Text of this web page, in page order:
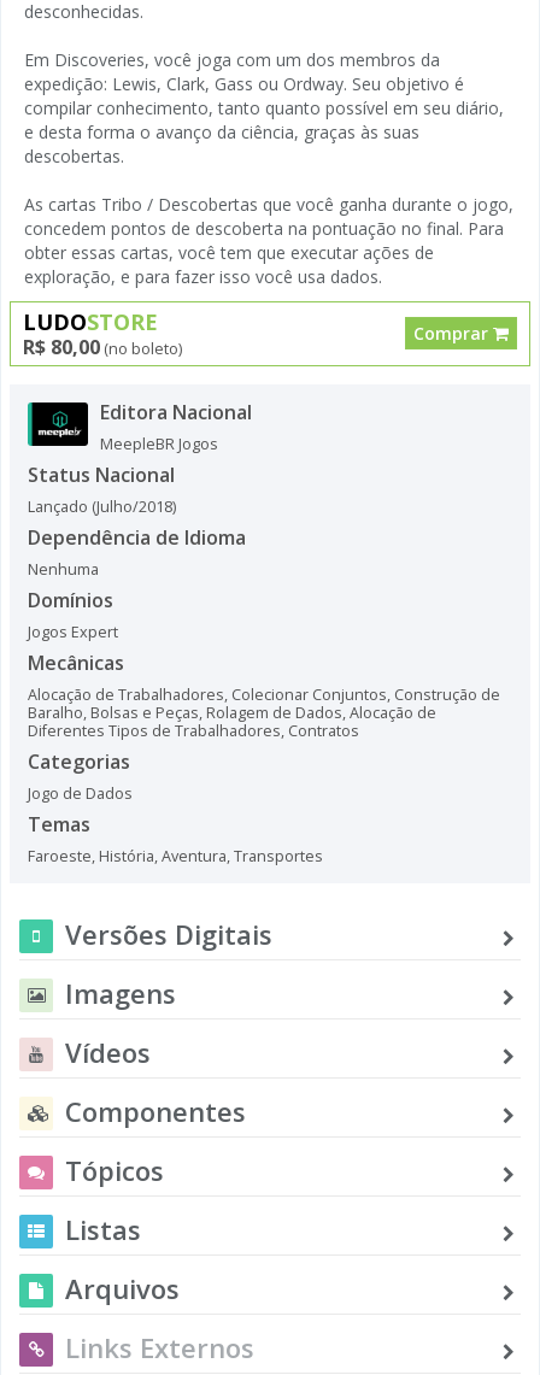
desconhecidas.
Em Discoveries, você joga com um dos membros da
expedição: Lewis, Clark, Gass ou Ordway. Seu objetivo é
compilar conhecimento, tanto quanto possível em seu diário,
e desta forma o avanço da ciência, graças às suas
descobertas.
As cartas Tribo / Descobertas que você ganha durante o jogo,
concedem pontos de descoberta na pontuação no final. Para
obter essas cartas, você tem que executar ações de
exploração, e para fazer isso você usa dados.
LUDOSTORE
R$ 80,00 (no boleto)
Comprar
Editora Nacional
MeepleBR Jogos
Status Nacional
Lançado (Julho/2018)
Dependência de Idioma
Nenhuma
Domínios
Jogos Expert
Mecânicas
Alocação de Trabalhadores, Colecionar Conjuntos, Construção de
Baralho, Bolsas e Peças, Rolagem de Dados,Alocação de
Diferentes Tipos de Trabalhadores, Contratos
Categorias
Jogo de Dados
Temas
Faroeste, História,Aventura,Transportes
Versões Digitais
Imagens
Vídeos
Componentes
Tópicos
Listas
Arquivos
Links Externos